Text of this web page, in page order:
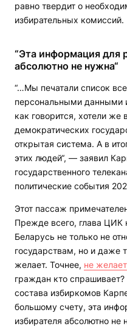
равно твердит о
избирательных комиссий.
“Эта информация для
абсолютно не нужна“
“…Мы печатали список
персональными данными
как говорится, хотели же
демократических
открытая система. А в
этих людей“, — заявил
государственного
политические события
Этот пассаж
Прежде всего, глава ЦИК
Беларусь не только не
государствам, но и даже
желает. Точнее, не желает
граждан кто
состава избиркомов
большому счету, эта
избирателя абсолютно не